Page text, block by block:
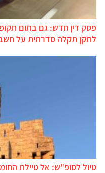
פסק דין חדש: גם בתום
לתקן תקלה סדרתית על
טיול לסופ"ש: אל טיילת